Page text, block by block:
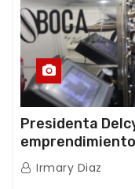
Presidenta
producción
internacionales
Irmary Diaz